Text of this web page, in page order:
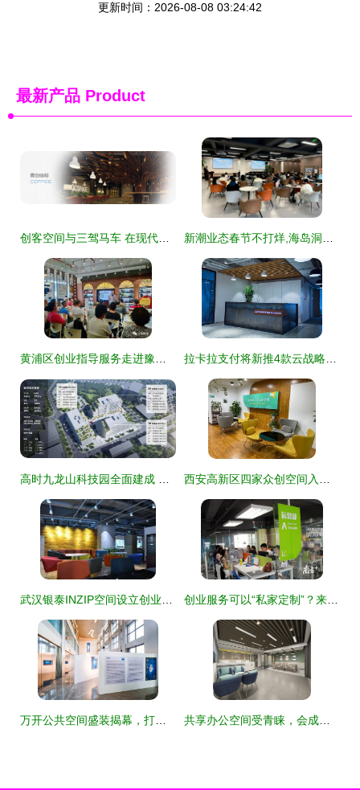
更新时间：2026-08-08 03:24:42
最新产品 Product